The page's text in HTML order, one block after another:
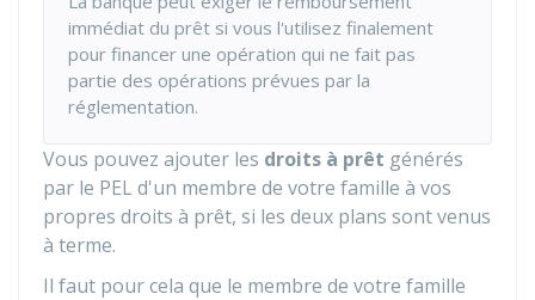
immédiat du prêt si vous l'utilisez finalement
pour financer une opération qui ne fait pas
partie des opérations prévues par la
réglementation.
Vous pouvez ajouter les droits à prêt générés
par le PEL d'un membre de votre famille à vos
propres droits à prêt, si les deux plans sont venus
à terme.
Il faut pour cela que le membre de votre famille